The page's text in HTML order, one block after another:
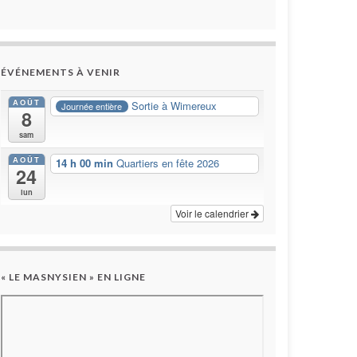
ÉVÉNEMENTS À VENIR
AOÛT
8
sam
Journée entière Sortie à Wimereux
AOÛT
24
lun
14 h 00 min Quartiers en fête 2026
Voir le calendrier
« LE MASNYSIEN » EN LIGNE